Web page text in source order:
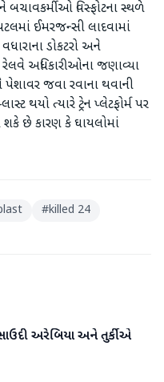
બચાવકર્મીઓ વિસ્ફોટના સ્થળે
ઈમરજન્સી લાદવામાં
ડોકટરો અને
અધિકારીઓના જણાવ્યા
જવા રવાના થવાની
થયો ત્યારે ટ્રેન પ્લેટફોર્મ પર
શકે છે કારણ કે ઘાયલોમાં
#killed 24
સાઉદી અરેબિયા અને તુર્કીએ